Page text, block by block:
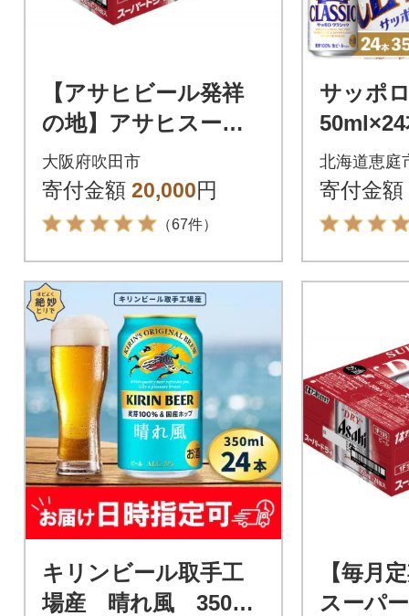
【アサヒビール発祥
の地】アサヒスーパ
ードライ缶 500ml×2
4本 (有)きしまえ
大阪府吹田市
寄付金額 20,000円
（67件）
サッポ
01】
北海道恵庭
寄付金額
キリンビール取手工
場産 晴れ風 350ml
【毎月
スーパ